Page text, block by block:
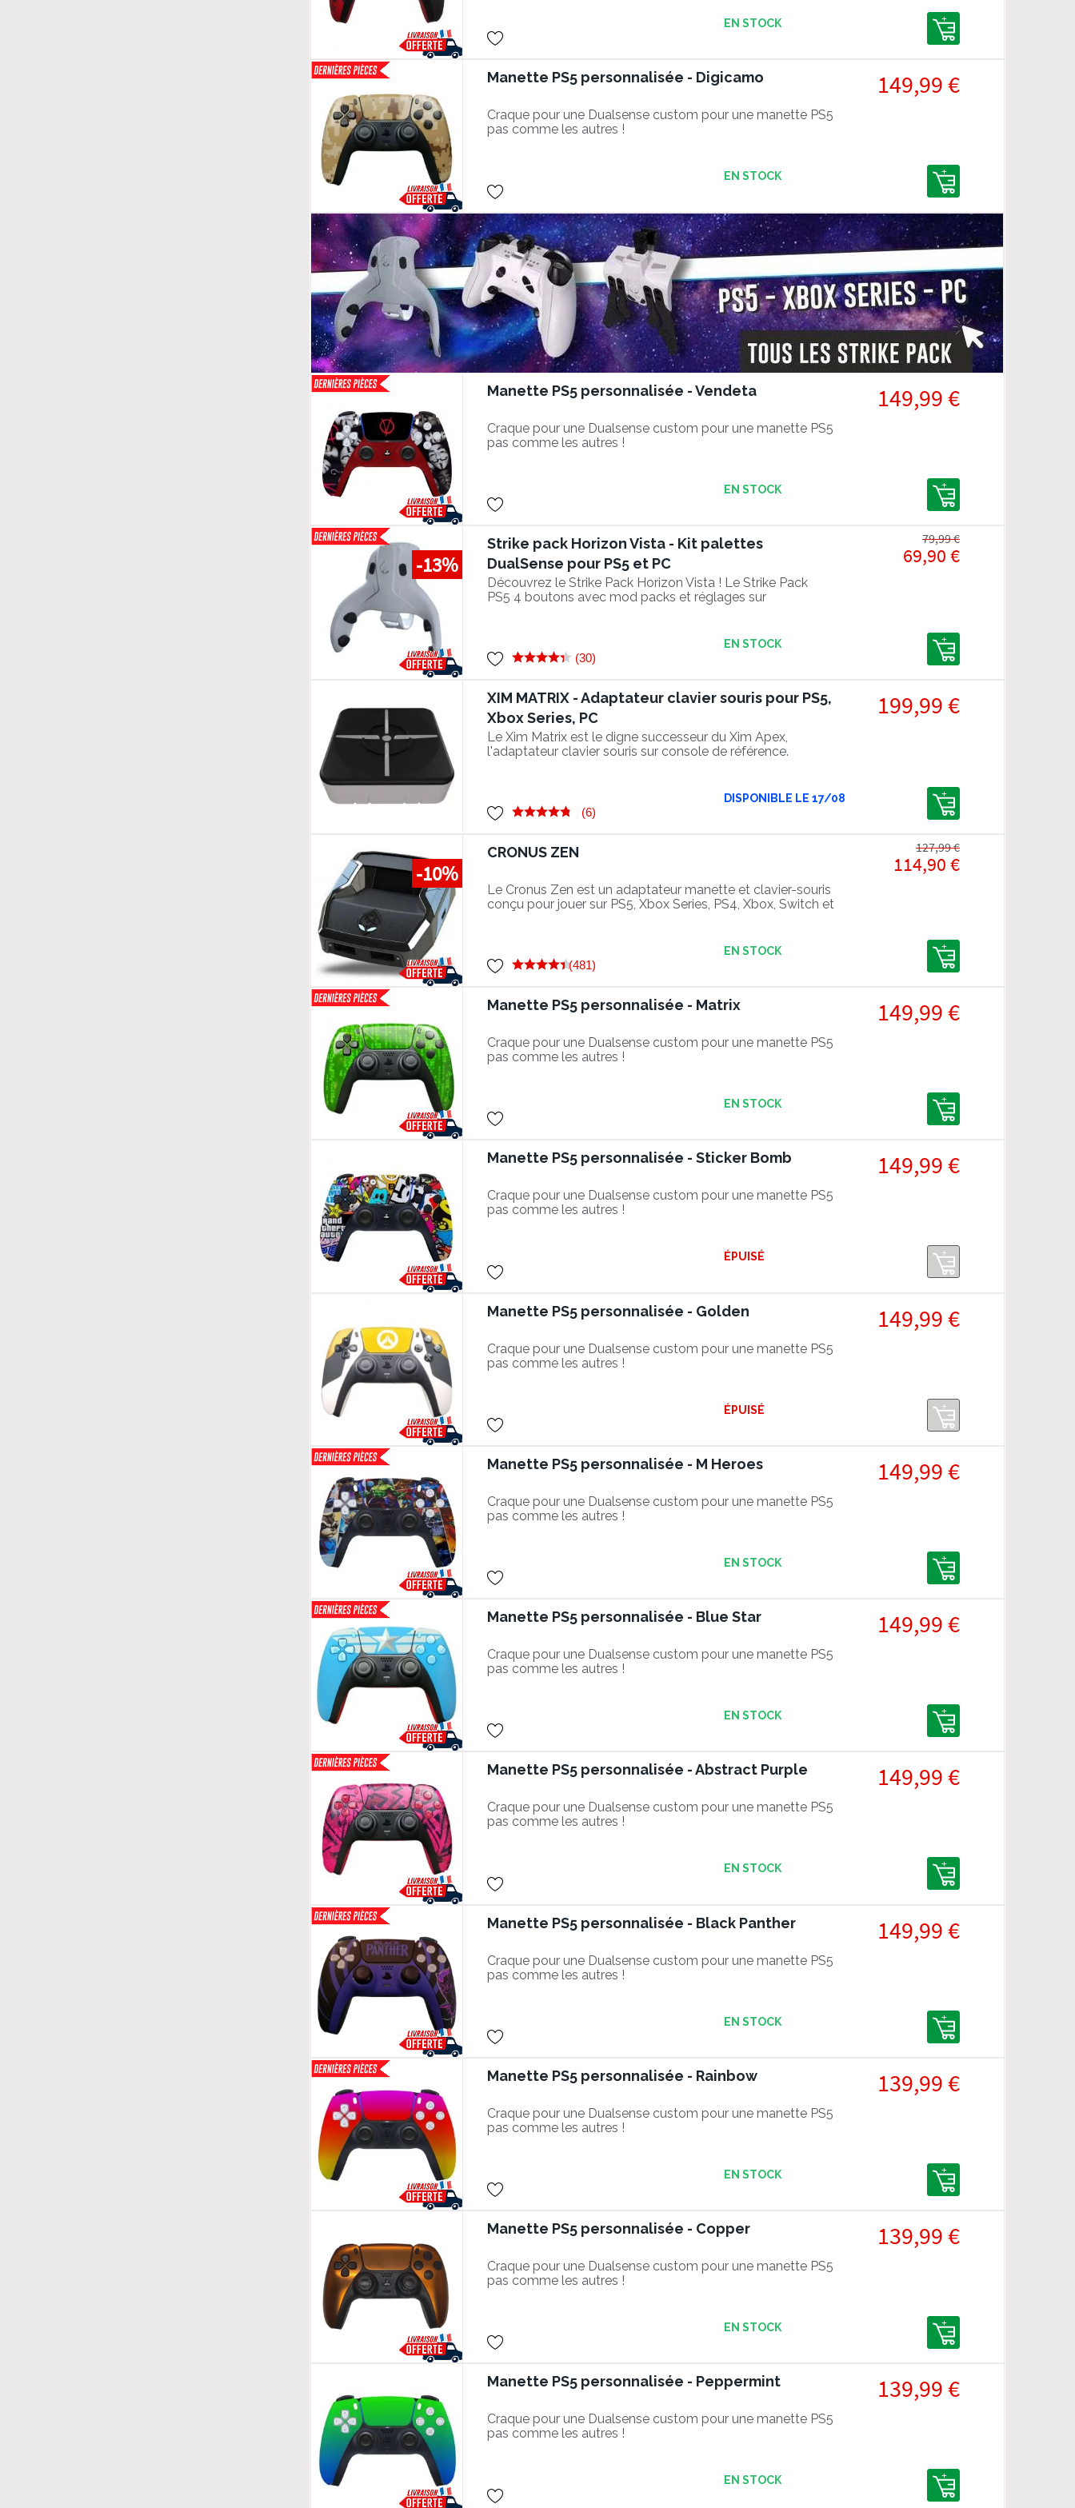
EN STOCK
Manette PS5 personnalisée - Digicamo
Craque pour une Dualsense custom pour une manette PS5
pas comme les autres !
149,99 €
EN STOCK
Manette PS5 personnalisée - Vendeta
Craque pour une Dualsense custom pour une manette PS5
pas comme les autres !
149,99 €
EN STOCK
-13%
Strike pack Horizon Vista - Kit palettes
DualSense pour PS5 et PC
Découvrez le Strike Pack Horizon Vista ! Le Strike Pack
PS5 4 boutons avec mod packs et réglages sur
69,90 €
79,99 €
(30)
EN STOCK
XIM MATRIX - Adaptateur clavier souris pour PS5,
Xbox Series, PC
Le Xim Matrix est le digne successeur du Xim Apex,
l'adaptateur clavier souris sur console de référence.
199,99 €
(6)
DISPONIBLE LE 17/08
-10%
CRONUS ZEN
Le Cronus Zen est un adaptateur manette et clavier-souris
conçu pour jouer sur PS5, Xbox Series, PS4, Xbox, Switch et
114,90 €
127,99 €
(481)
EN STOCK
Manette PS5 personnalisée - Matrix
Craque pour une Dualsense custom pour une manette PS5
pas comme les autres !
149,99 €
EN STOCK
Manette PS5 personnalisée - Sticker Bomb
Craque pour une Dualsense custom pour une manette PS5
pas comme les autres !
149,99 €
ÉPUISÉ
Manette PS5 personnalisée - Golden
Craque pour une Dualsense custom pour une manette PS5
pas comme les autres !
149,99 €
ÉPUISÉ
Manette PS5 personnalisée - M Heroes
Craque pour une Dualsense custom pour une manette PS5
pas comme les autres !
149,99 €
EN STOCK
Manette PS5 personnalisée - Blue Star
Craque pour une Dualsense custom pour une manette PS5
pas comme les autres !
149,99 €
EN STOCK
Manette PS5 personnalisée - Abstract Purple
Craque pour une Dualsense custom pour une manette PS5
pas comme les autres !
149,99 €
EN STOCK
Manette PS5 personnalisée - Black Panther
Craque pour une Dualsense custom pour une manette PS5
pas comme les autres !
149,99 €
EN STOCK
Manette PS5 personnalisée - Rainbow
Craque pour une Dualsense custom pour une manette PS5
pas comme les autres !
139,99 €
EN STOCK
Manette PS5 personnalisée - Copper
Craque pour une Dualsense custom pour une manette PS5
pas comme les autres !
139,99 €
EN STOCK
Manette PS5 personnalisée - Peppermint
Craque pour une Dualsense custom pour une manette PS5
pas comme les autres !
139,99 €
EN STOCK